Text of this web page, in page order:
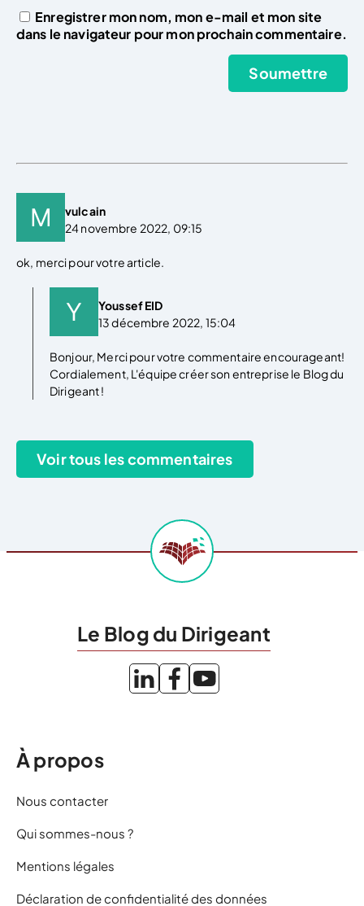
Enregistrer mon nom, mon e-mail et mon site
dans le navigateur pour mon prochain commentaire.
vulcain
24 novembre 2022, 09:15
ok, merci pour votre article.
Youssef EID
13 décembre 2022, 15:04
Bonjour, Merci pour votre commentaire encourageant!
Cordialement, L'équipe créer son entreprise le Blog du
Dirigeant !
Le Blog du Dirigeant
À propos
Nous contacter
Qui sommes-nous ?
Mentions légales
Déclaration de confidentialité des données